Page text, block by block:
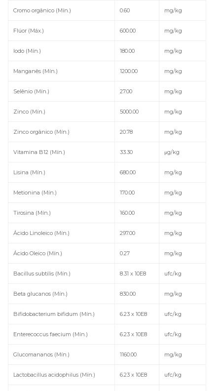
Cromo orgânico (Mín.) 0.60 mg/kg
Flúor (Máx.) 600.00 mg/kg
Iodo (Mín.) 180.00 mg/kg
Manganês (Mín.) 1200.00 mg/kg
Selênio (Mín.) 27.00 mg/kg
Zinco (Mín.) 5000.00 mg/kg
Zinco orgânico (Mín.) 20.78 mg/kg
Vitamina B12 (Mín.) 33.30 μg/kg
Lisina (Mín.) 680.00 mg/kg
Metionina (Mín.) 170.00 mg/kg
Tirosina (Mín.) 160.00 mg/kg
Ácido Linoleico (Mín.) 297.00 mg/kg
Ácido Oleico (Mín.) 0.27 mg/kg
Bacillus subtilis (Mín.) 8.31 x 10E8 ufc/kg
Beta glucanos (Mín.) 830.00 mg/kg
Bifidobacterium bifidum (Mín.) 6.23 x 10E8 ufc/kg
Enterecoccus faecium (Mín.) 6.23 x 10E8 ufc/kg
Glucomananos (Mín.) 1160.00 mg/kg
Lactobacillus acidophilus (Mín.) 6.23 x 10E8 ufc/kg